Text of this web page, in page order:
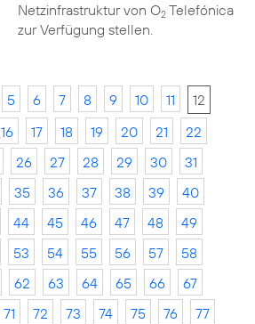
Netzinfrastruktur von O2Telefónica
zur Verfügung stellen.
5 6 7 8 9 10 11
12
16 17 18 19 20 21
22
26 27 28 29 30
31
35 36 37 38 39
40
44 45 46 47 48
49
53 54 55 56 57
58
62 63 64 65 66
67
71 72 73 74 75 76
77